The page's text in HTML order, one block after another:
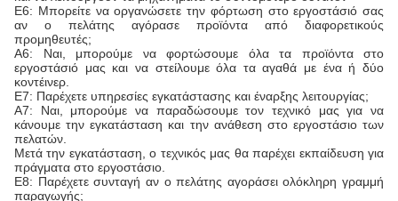
Ε6: Μπορείτε να οργανώσετε την φόρτωση στο εργοστάσιό σας
αν ο πελάτης αγόρασε προϊόντα από διαφορετικούς
προμηθευτές;
Α6: Ναι, μπορούμε να φορτώσουμε όλα τα προϊόντα στο
εργοστάσιό μας και να στείλουμε όλα τα αγαθά με ένα ή δύο
κοντέινερ.
Ε7: Παρέχετε υπηρεσίες εγκατάστασης και έναρξης λειτουργίας;
Α7: Ναι, μπορούμε να παραδώσουμε τον τεχνικό μας για να
κάνουμε την εγκατάσταση και την ανάθεση στο εργοστάσιο των
πελατών.
Μετά την εγκατάσταση, ο τεχνικός μας θα παρέχει εκπαίδευση για
πράγματα στο εργοστάσιο.
Ε8: Παρέχετε συνταγή αν ο πελάτης αγοράσει ολόκληρη γραμμή
παραγωγής;